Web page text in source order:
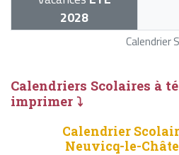
Calendrier
2028
Calendriers Scolaires à
imprimer ⤵
Calendrier
Neuvicq-le-